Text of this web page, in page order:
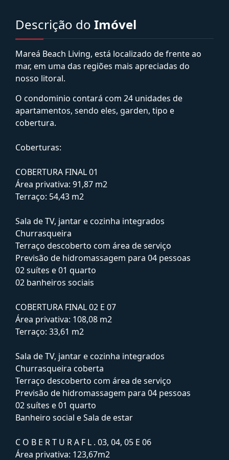
Descrição do Imóvel
Mareá Beach Living, está localizado de frente ao
mar, em uma das regiões mais apreciadas do
nosso litoral.
O condominio contará com 24 unidades de
apartamentos, sendo eles, garden, tipo e
cobertura.
Coberturas:
COBERTURA FINAL 01
Área privativa: 91,87 m2
Terraço: 54,43 m2
Sala de TV, jantar e cozinha integrados
Churrasqueira
Terraço descoberto com área de serviço
Previsão de hidromassagem para 04 pessoas
02 suítes e 01 quarto
02 banheiros sociais
COBERTURA FINAL 02 E 07
Área privativa: 108,08 m2
Terraço: 33,61 m2
Sala de TV, jantar e cozinha integrados
Churrasqueira coberta
Terraço descoberto com área de serviço
Previsão de hidromassagem para 04 pessoas
02 suítes e 01 quarto
Banheiro social e Sala de estar
C O B E R T U R A F L . 03, 04, 05 E 06
Área privativa: 123,67m2